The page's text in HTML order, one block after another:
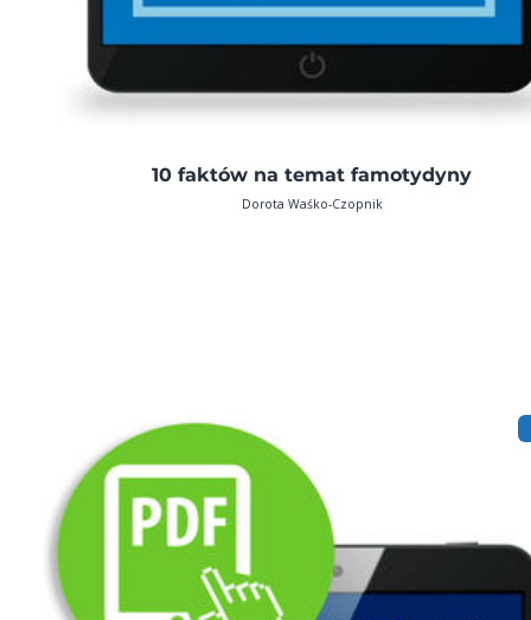
10 faktów na temat famotydyny
Dorota Waśko-Czopnik